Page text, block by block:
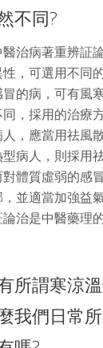
不同?
治病著重辨証
，可選用不同
的病，可有風
，採用的治療
，應當用祛風
病人，則採用
體質虛弱的感
並適當加強益
治是中醫藥理
所謂寒涼
我們日常